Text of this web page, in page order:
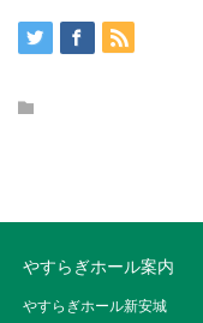
やすらぎホール案内
やすらぎホール新安城